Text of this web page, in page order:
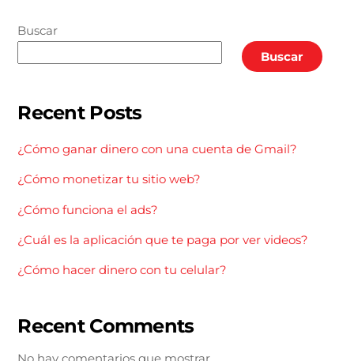
Buscar
Buscar
Recent Posts
¿Cómo ganar dinero con una cuenta de Gmail?
¿Cómo monetizar tu sitio web?
¿Cómo funciona el ads?
¿Cuál es la aplicación que te paga por ver videos?
¿Cómo hacer dinero con tu celular?
Recent Comments
No hay comentarios que mostrar.